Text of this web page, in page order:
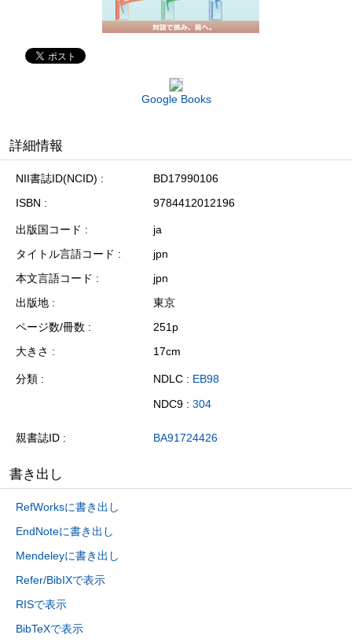
Google Books
詳細情報
NII書誌ID(NCID)
BD17990106
ISBN
9784412012196
出版国コード
ja
タイトル言語コード
jpn
本文言語コード
jpn
出版地
東京
ページ数/冊数
251p
大きさ
17cm
分類 NDLC : EB98
NDC9 : 304
親書誌ID BA91724426
書き出し
RefWorksに書き出し
EndNoteに書き出し
Mendeleyに書き出し
Refer/BibIXで表示
RISで表示
BibTeXで表示